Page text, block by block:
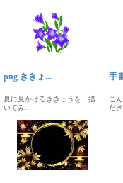
png ききょ...
夏に見かけるききょうを、描
いてみ...
手
こ
だき